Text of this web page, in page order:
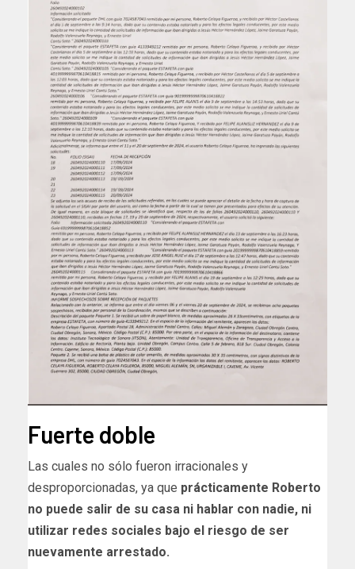
Fuerte doble
Las cuales no sólo fueron irracionales y
desproporcionadas, ya que prácticamente Roberto
no puede salir de su casa ni hablar con nadie, ni
utilizar redes sociales bajo el riesgo de ser
nuevamente arrestado.